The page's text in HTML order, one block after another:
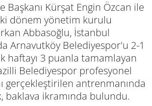
Başkanı Kürşat Engin Özcan ile
dönem yönetim kurulu
Abbasoğlu, İstanbul
Arnavutköy Belediyespor'u 2-1
haftayı 3 puanla tamamlayan
Belediyespor profesyonel
gerçekleştirilen antrenmanında
baklava ikramında bulundu.
Durumu ve Fikstür
Haberleri